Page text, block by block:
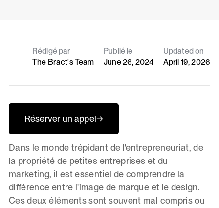
Rédigé par
The Bract's Team
Publié le
June 26, 2024
Updated on
April 19, 2026
Dans le monde trépidant de l'entrepreneuriat, de
la propriété de petites entreprises et du
marketing, il est essentiel de comprendre la
différence entre l'image de marque et le design.
Ces deux éléments sont souvent mal compris ou
Réserver un appel→